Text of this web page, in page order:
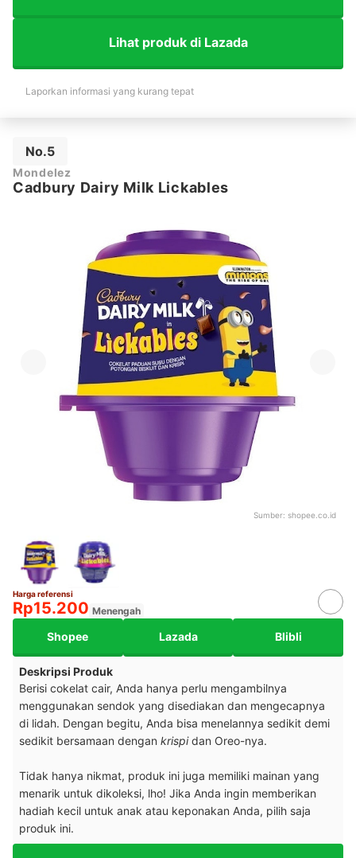
Lihat produk di Lazada
Laporkan informasi yang kurang tepat
No.5
Mondelez
Cadbury Dairy Milk Lickables
Sumber: shopee.co.id
Harga referensi
Rp15.200 Menengah
Shopee Lazada Blibli
Deskripsi Produk
Berisi cokelat cair, Anda hanya perlu mengambilnya
menggunakan sendok yang disediakan dan mengecapnya
di lidah. Dengan begitu, Anda bisa menelannya sedikit demi
sedikit bersamaan dengan krispidan Oreo-nya.
Tidak hanya nikmat, produk ini juga memiliki mainan yang
menarik untuk dikoleksi, lho! Jika Anda ingin memberikan
hadiah kecil untuk anak atau keponakan Anda, pilih saja
produk ini.